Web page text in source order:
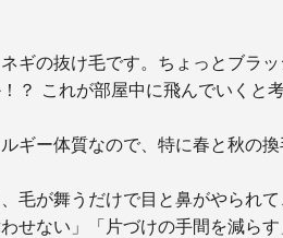
ギの抜け毛です。ちょっとブラ
？ これが部屋中に飛んでいくと
ギー体質なので、特に春と秋の
毛が舞うだけで目と鼻がやられ
わせない」「片づけの手間を減ら